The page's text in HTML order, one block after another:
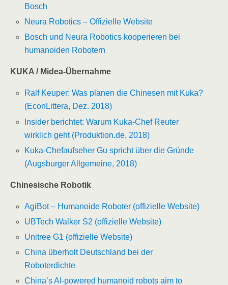
Bosch
Neura Robotics – Offizielle Website
Bosch und Neura Robotics kooperieren bei
humanoiden Robotern
KUKA / Midea-Übernahme
Ralf Keuper: Was planen die Chinesen mit Kuka?
(EconLittera, Dez. 2018)
Insider berichtet: Warum Kuka-Chef Reuter
wirklich geht (Produktion.de, 2018)
Kuka-Chefaufseher Gu spricht über die Gründe
(Augsburger Allgemeine, 2018)
Chinesische Robotik
AgiBot – Humanoide Roboter (offizielle Website)
UBTech Walker S2 (offizielle Website)
Unitree G1 (offizielle Website)
China überholt Deutschland bei der
Roboterdichte
China’s AI-powered humanoid robots aim to